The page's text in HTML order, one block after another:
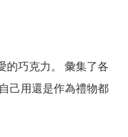
的巧克力。 彙集了各
己用還是作為禮物都